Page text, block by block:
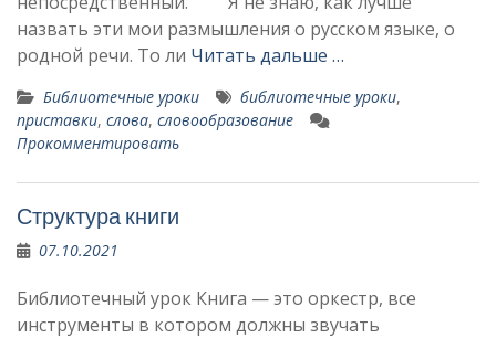
назвать эти мои размышления о русском языке, о
родной речи. То ли Читать дальше …
Библиотечные уроки библиотечные уроки,
приставки, слова, словообразование
Прокомментировать
Структура книги
07.10.2021
Библиотечный урок Книга — это оркестр, все
инструменты в котором должны звучать